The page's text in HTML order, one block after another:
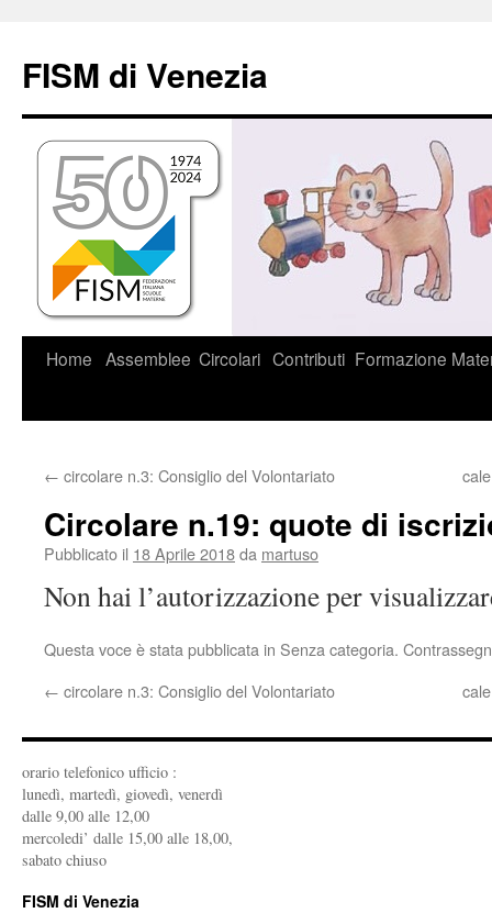
contenuto
FISM di Venezia
Home Assemblee Circolari Contributi Formazione
← circolare n.3: Consiglio del Volontariato
Circolare n.19: quote di
Pubblicato il 18 Aprile 2018da martuso
Non hai l’autorizzazione per
Questa voce è stata pubblicata in Senza categoria.
← circolare n.3: Consiglio del Volontariato
orario telefonico ufficio :
lunedì, martedì, giovedì, venerdì
dalle 9,00 alle 12,00
mercoledi’ dalle 15,00 alle 18,00,
sabato chiuso
FISM di Venezia